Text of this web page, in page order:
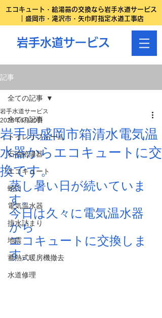
エコキュート・給湯器の交換なら岩手水道サービス
｜盛岡市・滝沢市・矢巾町指定水道工事店
岩手水道サービス
記事
全ての記事
トイレリフォーム
石油給湯器
エコキュート
蛇口
電気温水器
排水詰まり
地震
蓄熱式暖房機撤去
水道修理
全ての記事
岩手県盛岡市箱清水電気温
水器からエコキュートに交
換です。
岩手水道サービス
2025年6月30日
蒸し暑い日が続いていま
す。
今日は久々に電気温水器
から
エコキュートに交換しま
す。